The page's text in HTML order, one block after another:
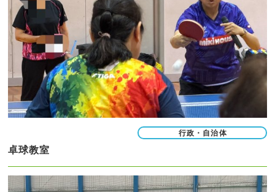
行政・自治体
卓球教室